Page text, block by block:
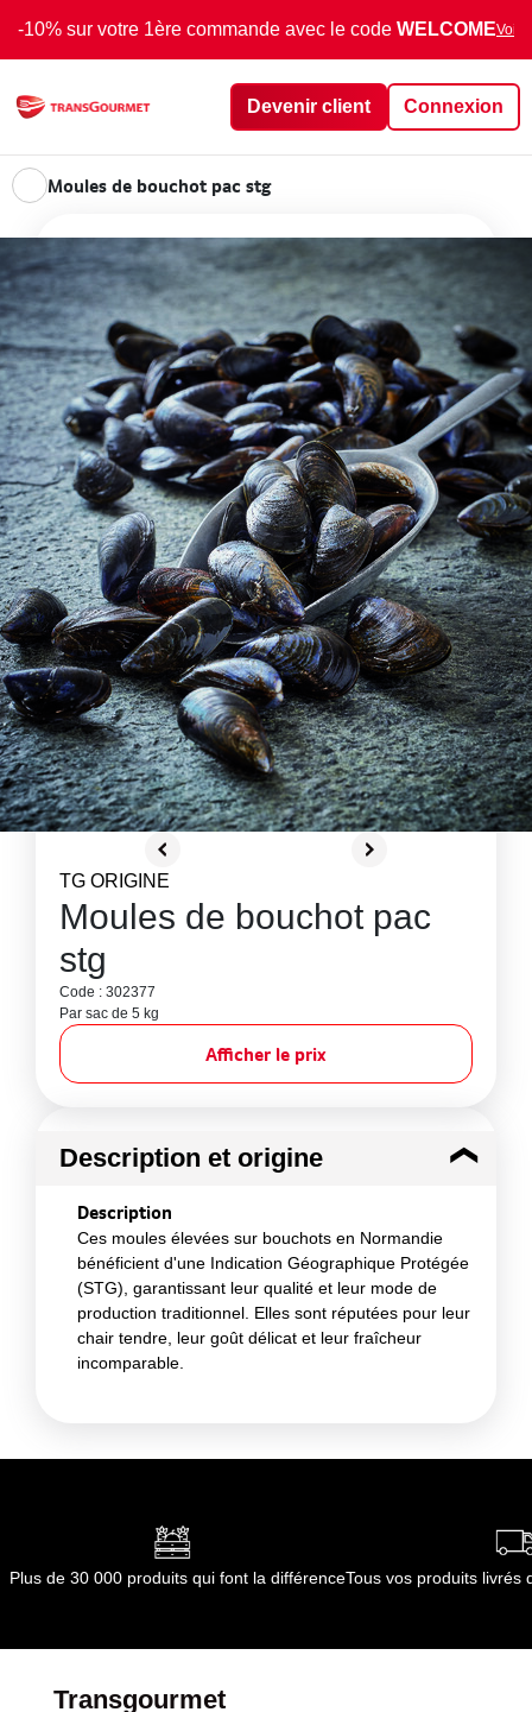
-10% sur votre 1ère commande avec le code WELCOMEVoir
Devenir client Connexion
Moules de bouchot pac stg
TG ORIGINE
Moules de bouchot pac
stg
Code : 302377
Par sac de 5 kg
Afficher le prix
Description et origine
Description
Ces moules élevées sur bouchots en Normandie
bénéficient d'une Indication Géographique Protégée
(STG), garantissant leur qualité et leur mode de
production traditionnel. Elles sont réputées pour leur
chair tendre, leur goût délicat et leur fraîcheur
incomparable.
Plus de 30 000 produits qui font la différenceTous vos produits livrés
Transgourmet